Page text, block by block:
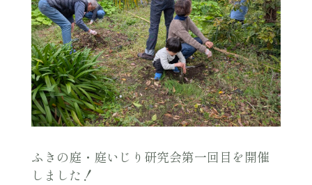
ふきの庭・庭いじり研究会第一回目を開催
しました！